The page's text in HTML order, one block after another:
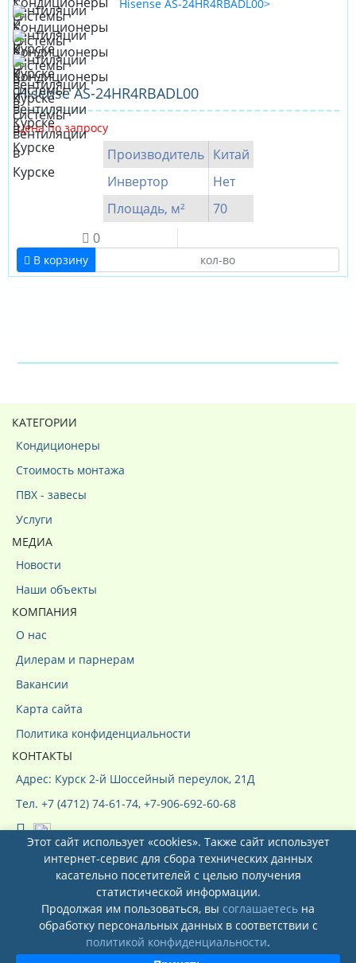
Hisense AS-24HR4RBADL00
Цена по запросу
Производитель Китай
Инвертор
Нет
Площадь, м²
70
0
В корзину
КАТЕГОРИИ
Кондиционеры
Стоимость монтажа
ПВХ - завесы
Услуги
МЕДИА
Новости
Наши объекты
КОМПАНИЯ
О нас
Дилерам и парнерам
Вакансии
Карта сайта
Политика конфиденциальности
КОНТАКТЫ
Адрес: Курск 2-й Шоссейный переулок, 21Д
Тел. +7 (4712) 74-61-74, +7-906-692-60-68
Системы кондиционирования ООО
"КурсКлимат"© 2026
Этот сайт использует «cookies». Также сайт использует
интернет-сервис для сбора технических данных
касательно посетителей с целью получения
статистической информации.
Продолжая им пользоваться, вы соглашаетесь на
обработку персональных данных в соответствии с
политикой конфиденциальности.